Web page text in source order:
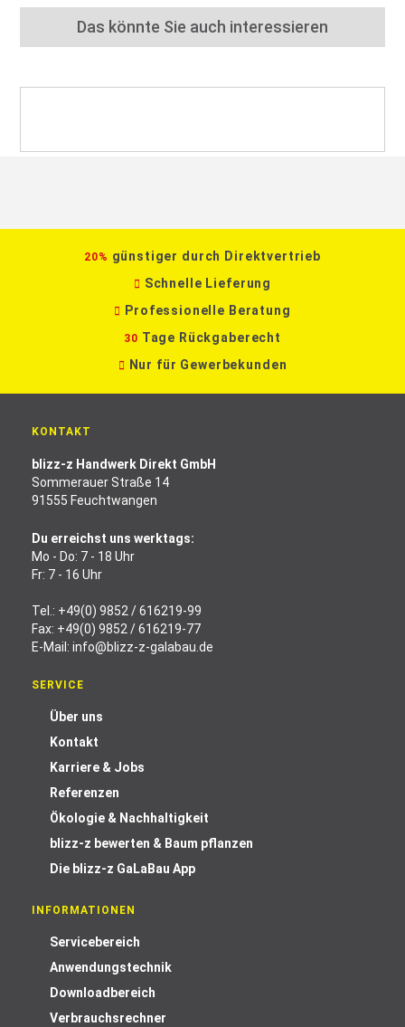
Das könnte Sie auch interessieren
20% günstiger durch Direktvertrieb
Schnelle Lieferung
Professionelle Beratung
30 Tage Rückgaberecht
Nur für Gewerbekunden
KONTAKT
blizz-z Handwerk Direkt GmbH
Sommerauer Straße 14
91555 Feuchtwangen
Du erreichst uns werktags:
Mo - Do: 7 - 18 Uhr
Fr: 7 - 16 Uhr
Tel.: +49(0) 9852 / 616219-99
Fax: +49(0) 9852 / 616219-77
E-Mail: info@blizz-z-galabau.de
SERVICE
Über uns
Kontakt
Karriere & Jobs
Referenzen
Ökologie & Nachhaltigkeit
blizz-z bewerten & Baum pflanzen
Die blizz-z GaLaBau App
INFORMATIONEN
Servicebereich
Anwendungstechnik
Downloadbereich
Verbrauchsrechner